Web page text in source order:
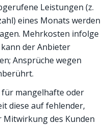
Leistungen (z.
eines Monats werden
Mehrkosten infolge
der Anbieter
Ansprüche wegen
mangelhafte oder
diese auf fehlender,
des Kunden